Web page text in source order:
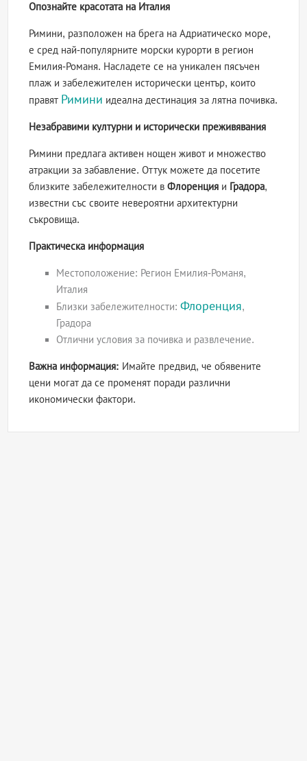
Опознайте красотата на Италия
Римини, разположен на брега на Адриатическо море,
е сред най-популярните морски курорти в регион
Емилия-Романя. Насладете се на уникален пясъчен
плаж и забележителен исторически център, които
правят Римини идеална дестинация за лятна почивка.
Незабравими културни и исторически преживявания
Римини предлага активен нощен живот и множество
атракции за забавление. Оттук можете да посетите
близките забележителности вФлоренция и Градора,
известни със своите невероятни архитектурни
съкровища.
Практическа информация
Местоположение: Регион Емилия-Романя,
Италия
Близки забележителности:Флоренция,
Градора
Отлични условия за почивка и развлечение.
Важна информация: Имайте предвид, че обявените
цени могат да се променят поради различни
икономически фактори.